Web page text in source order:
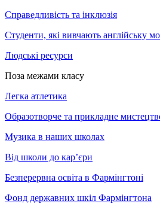
Справедливість та інклюзія
Студенти, які вивчають англійську
Людські ресурси
Поза межами класу
Легка атлетика
Образотворче та прикладне
Музика в наших школах
Від школи до кар’єри
Безперервна освіта в Фармінгтоні
Фонд державних шкіл Фармінгтона